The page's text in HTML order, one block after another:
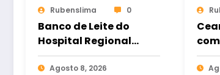
Rubenslima 0
Banco de Leite do
Hospital Regional
Norte reforça
importância da
Agosto 8, 2026
nas